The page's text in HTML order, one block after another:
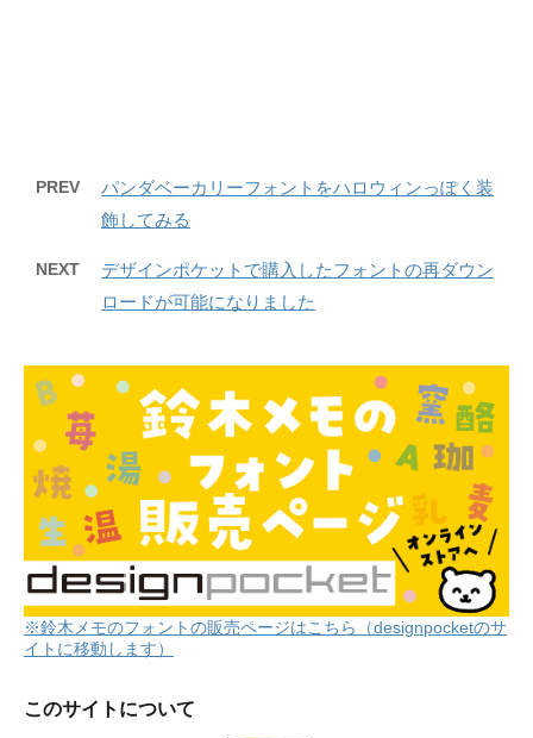
PREV
パンダベーカリーフォントをハロウィンっぽく装
飾してみる
NEXT
デザインポケットで購入したフォントの再ダウン
ロードが可能になりました
※鈴木メモのフォントの販売ページはこちら（designpocketのサ
イトに移動します）
このサイトについて